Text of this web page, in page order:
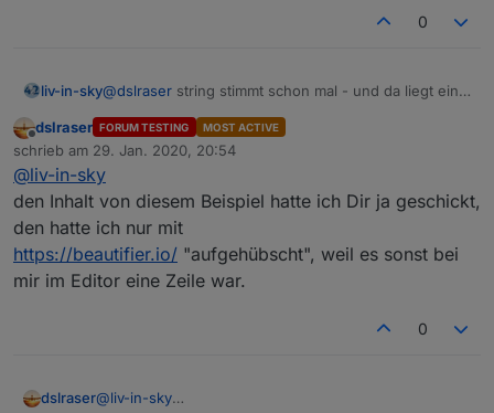
  "ts": 1580309439509,
  "_id": "openligadb.0.bl1.2019.table",
  "acl": {
    "object": 1636,
    "state": 1636,
    "owner": "system.user.admin",
"ownerGroup":
0
liv-in-sky@dslraser string stimmt schon mal - und da liegt ein
Offline
dslraser FORUM TESTING MOST ACTIVE
schrieb am 29. Jan. 2020, 20:54
zuletzt editiert von
@liv-in-sky
den Inhalt von diesem Beispiel hatte ich Dir ja geschickt,
den hatte ich nur mit
https://beautifier.io/ "aufgehübscht", weil es sonst bei
mir im Editor eine Zeile war.
0
dslraser@liv-in-sky